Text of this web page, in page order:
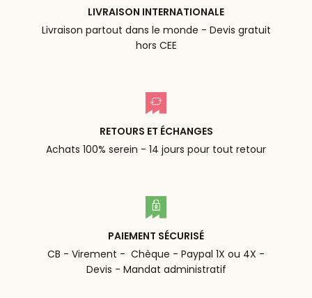
LIVRAISON INTERNATIONALE
Livraison partout dans le monde - Devis gratuit
hors CEE
RETOURS ET ÉCHANGES
Achats 100% serein - 14 jours pour tout retour
PAIEMENT SÉCURISÉ
CB - Virement - Chèque - Paypal 1X ou 4X -
Devis - Mandat administratif